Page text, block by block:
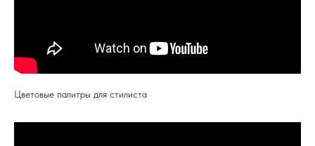
Цветовые палитры для стилиста